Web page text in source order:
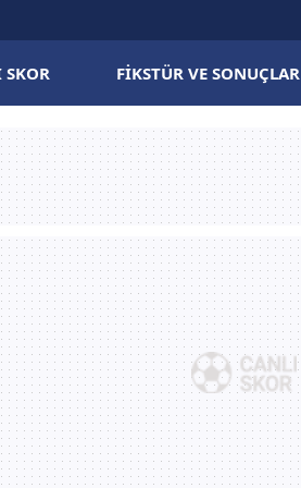
SKOR FIKSTÜR VE SONUÇLAR